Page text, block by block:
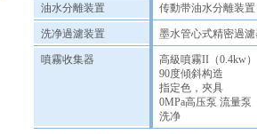
油水分離装置 传動带油水分離装置
洗净過濾装置 墨水管心式精密過濾
噴霧收集器
高級噴霧II（0.4kw）
90度傾斜构造
指定色，夾具
0MPa高压泵 流量泵
洗净